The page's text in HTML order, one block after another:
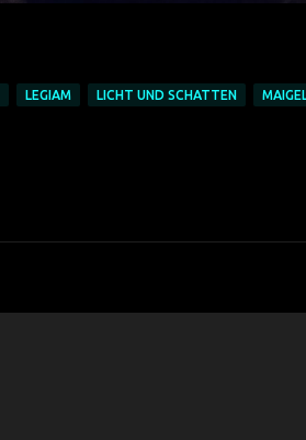
LEGIAM LICHT UND SCHATTEN MAIGEL